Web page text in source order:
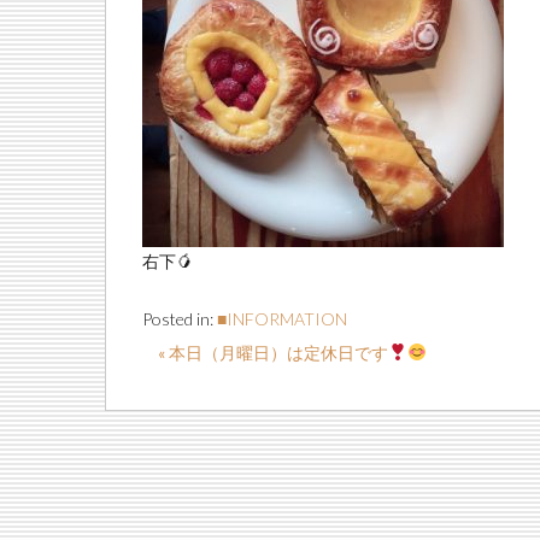
右下🥭
Posted in:■INFORMATION
« 本日（月曜日）は定休日です